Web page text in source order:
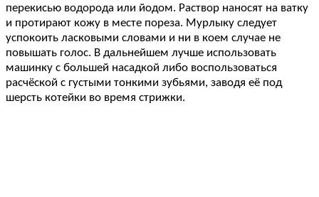
перекисью водорода или йодом. Раствор наносят на ватку
и протирают кожу в месте пореза. Мурлыку следует
успокоить ласковыми словами и ни в коем случае не
повышать голос. В дальнейшем лучше использовать
машинку с большей насадкой либо воспользоваться
расчёской с густыми тонкими зубьями, заводя её под
шерсть котейки во время стрижки.